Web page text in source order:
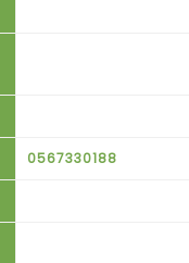
0567330188